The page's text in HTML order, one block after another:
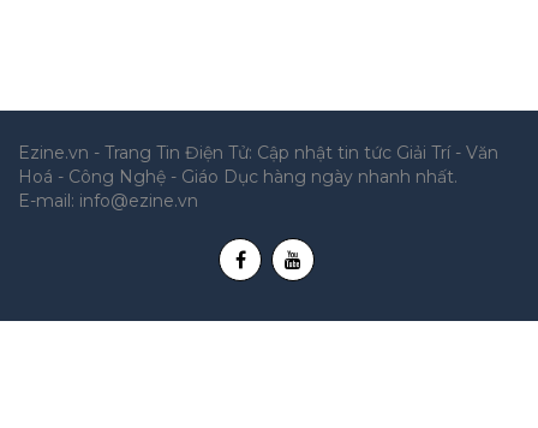
Ezine.vn - Trang Tin Điện Tử: Cập nhật tin tức Giải Trí - Văn
Hoá - Công Nghệ - Giáo Dục hàng ngày nhanh nhất.
E-mail: info@ezine.vn